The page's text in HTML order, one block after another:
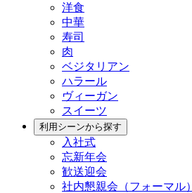
洋食
中華
寿司
肉
ベジタリアン
ハラール
ヴィーガン
スイーツ
利用シーンから探す
入社式
忘新年会
歓送迎会
社内懇親会（フォーマル）